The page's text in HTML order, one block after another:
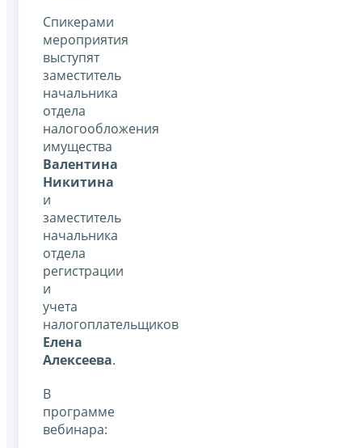
Спикерами
мероприятия
выступят
заместитель
начальника
отдела
налогообложения
имущества
Валентина
Никитина
и
заместитель
начальника
отдела
регистрации
и
учета
налогоплательщиков
Елена
Алексеева.
В
программе
вебинара: